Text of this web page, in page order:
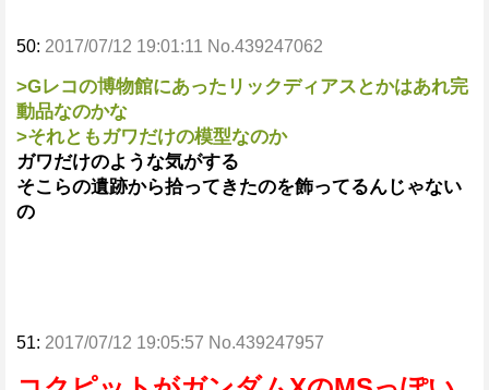
50: 2017/07/12 19:01:11 No.439247062
>Gレコの博物館にあったリックディアスとかはあれ完
動品なのかな
>それともガワだけの模型なのか
ガワだけのような気がする
そこらの遺跡から拾ってきたのを飾ってるんじゃない
の
51: 2017/07/12 19:05:57 No.439247957